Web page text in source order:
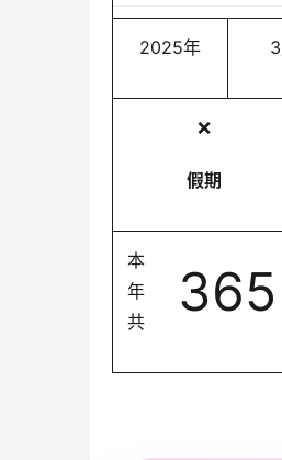
2025年
❌
假期
本
年
共
365